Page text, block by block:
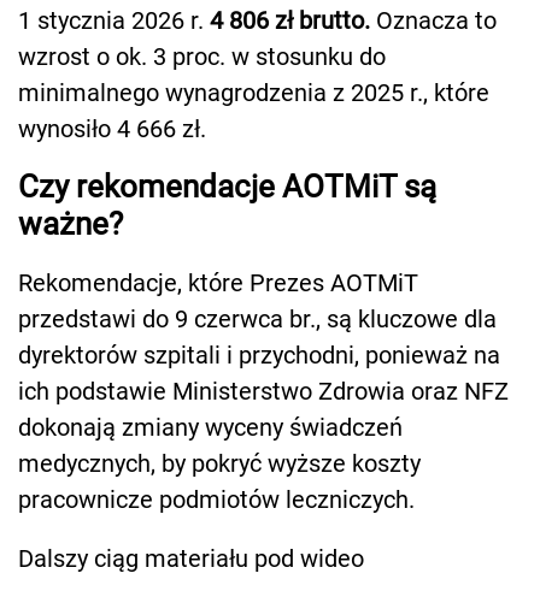
1 stycznia 2026 r. 4 806 zł brutto. Oznacza to
wzrost o ok. 3 proc. w stosunku do
minimalnego wynagrodzenia z 2025 r., które
wynosiło 4 666 zł.
Czy rekomendacje AOTMiT są
ważne?
Rekomendacje, które Prezes AOTMiT
przedstawi do 9 czerwca br., są kluczowe dla
dyrektorów szpitali i przychodni, ponieważ na
ich podstawie Ministerstwo Zdrowia oraz NFZ
dokonają zmiany wyceny świadczeń
medycznych, by pokryć wyższe koszty
pracownicze podmiotów leczniczych.
Dalszy ciąg materiału pod wideo